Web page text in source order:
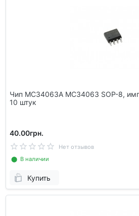
Чип MC34063A MC34063 SOP-8,
10 штук
40.00грн.
Нет отзывов
⬤ В наличии
Купить